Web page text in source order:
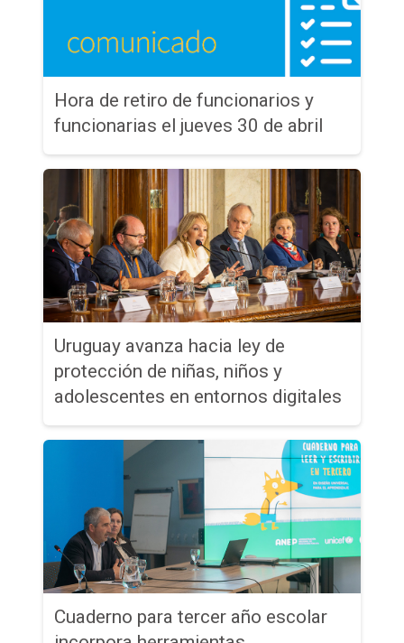
Hora de retiro de funcionarios y
funcionarias el jueves 30 de abril
Uruguay avanza hacia ley de
protección de niñas, niños y
adolescentes en entornos digitales
Cuaderno para tercer año escolar